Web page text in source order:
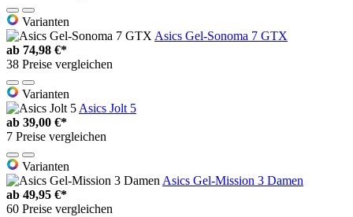
Varianten
Asics Gel-Sonoma 7 GTX
ab 74,98 €*
38 Preise vergleichen
Varianten
Asics Jolt 5
ab 39,00 €*
7 Preise vergleichen
Varianten
Asics Gel-Mission 3 Damen
ab 49,95 €*
60 Preise vergleichen